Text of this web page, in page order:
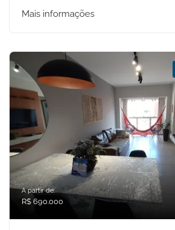
Mais informações
A partir de:
R$ 690.000